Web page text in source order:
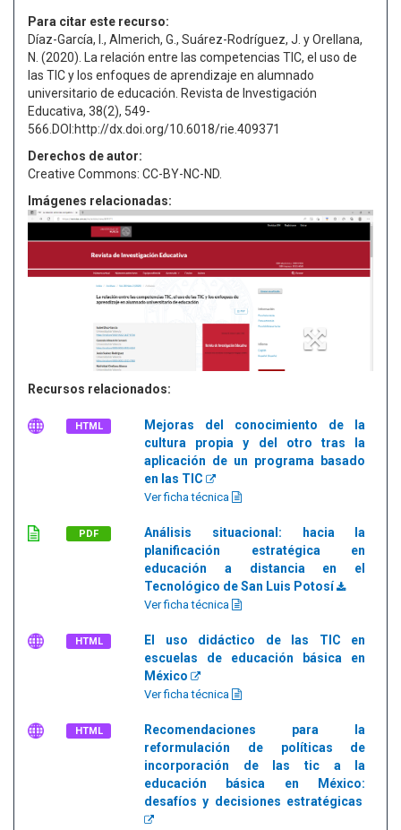
Para citar este recurso:
Díaz-García, I., Almerich, G., Suárez-Rodríguez, J. y Orellana,
N. (2020). La relación entre las competencias TIC, el uso de
las TIC y los enfoques de aprendizaje en alumnado
universitario de educación. Revista de Investigación
Educativa, 38(2), 549-
566.DOI:http://dx.doi.org/10.6018/rie.409371
Derechos de autor:
Creative Commons: CC-BY-NC-ND.
Imágenes relacionadas:
Recursos relacionados:
HTML
Mejoras del conocimiento de la
cultura propia y del otro tras la
aplicación de un programa basado
en las TIC
Ver ficha técnica
PDF
Análisis situacional: hacia la
planificación estratégica en
educación a distancia en el
Tecnológico de San Luis Potosí
Ver ficha técnica
HTML
El uso didáctico de las TIC en
escuelas de educación básica en
México
Ver ficha técnica
HTML
Recomendaciones para la
reformulación de políticas de
incorporación de las tic a la
educación básica en México:
desafíos y decisiones estratégicas